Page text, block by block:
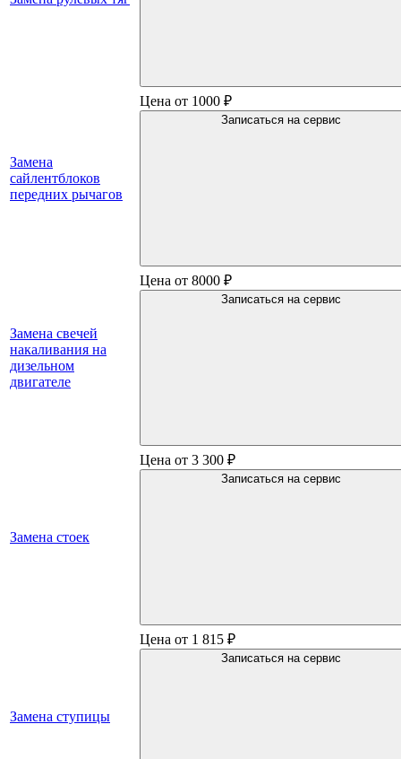
Замена
сайлентблоков
передних рычагов
Цена от 1000 ₽
Записаться на сервис
Замена свечей
накаливания на
дизельном
двигателе
Цена от 8000 ₽
Записаться на сервис
Замена стоек
Цена от 3 300 ₽
Записаться на сервис
Замена ступицы
Цена от 1 815 ₽
Записаться на сервис